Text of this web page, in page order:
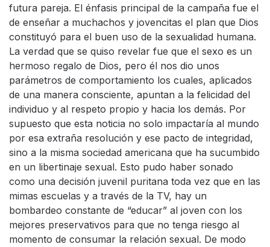
futura pareja. El énfasis principal de la campaña fue el
de enseñar a muchachos y jovencitas el plan que Dios
constituyó para el buen uso de la sexualidad humana.
La verdad que se quiso revelar fue que el sexo es un
hermoso regalo de Dios, pero él nos dio unos
parámetros de comportamiento los cuales, aplicados
de una manera consciente, apuntan a la felicidad del
individuo y al respeto propio y hacia los demás. Por
supuesto que esta noticia no solo impactaría al mundo
por esa extraña resolución y ese pacto de integridad,
sino a la misma sociedad americana que ha sucumbido
en un libertinaje sexual. Esto pudo haber sonado
como una decisión juvenil puritana toda vez que en las
mimas escuelas y a través de la TV, hay un
bombardeo constante de “educar” al joven con los
mejores preservativos para que no tenga riesgo al
momento de consumar la relación sexual. De modo